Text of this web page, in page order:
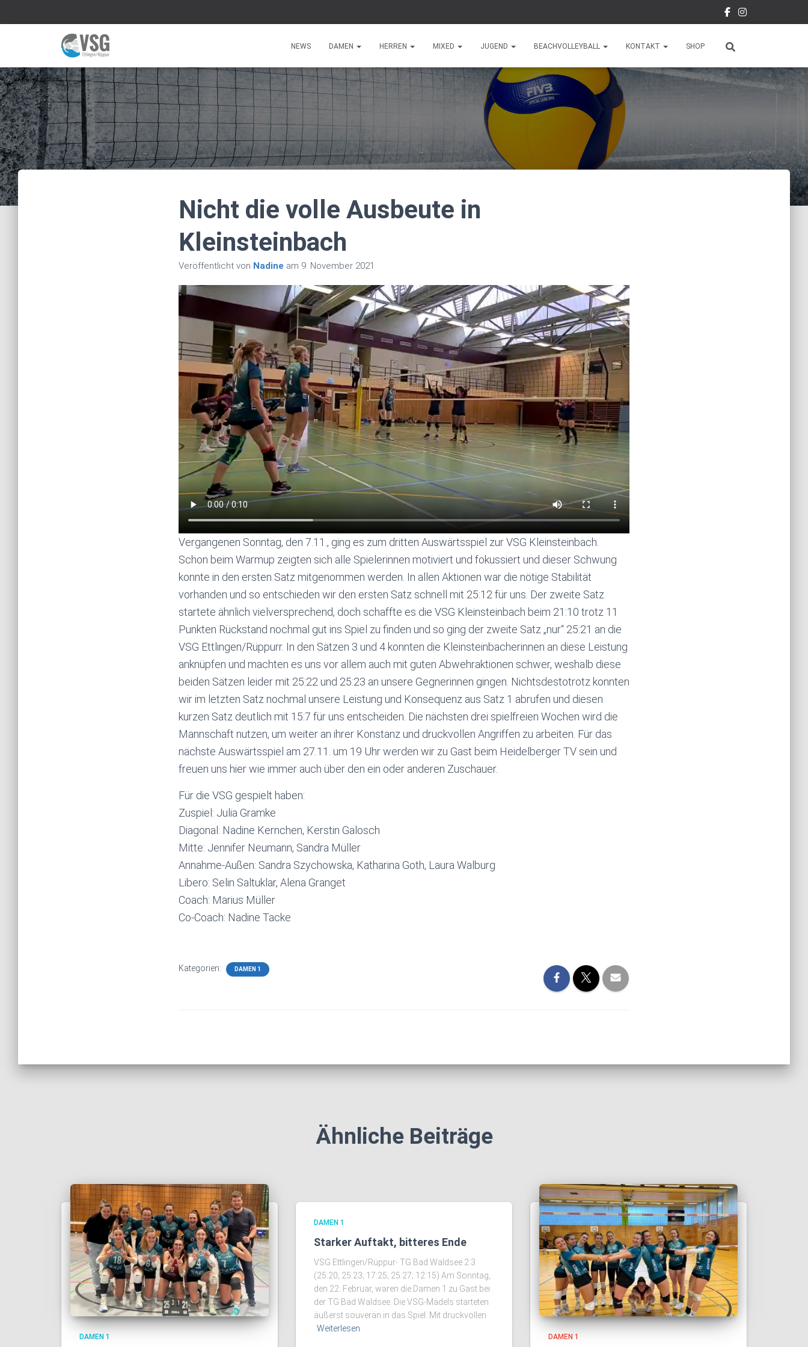
NEWS DAMEN HERREN MIXED JUGEND BEACHVOLLEYBALL KONTAKT SHOP
Nicht die volle Ausbeute in
Kleinsteinbach
Veröffentlicht von Nadine am 9. November 2021
Vergangenen Sonntag, den 7.11., ging es zum dritten Auswärtsspiel zur VSG Kleinsteinbach.
Schon beim Warmup zeigten sich alle Spielerinnen motiviert und fokussiert und dieser Schwung
konnte in den ersten Satz mitgenommen werden. In allen Aktionen war die nötige Stabilität
vorhanden und so entschieden wir den ersten Satz schnell mit 25:12 für uns. Der zweite Satz
startete ähnlich vielversprechend, doch schaffte es die VSG Kleinsteinbach beim 21:10 trotz 11
Punkten Rückstand nochmal gut ins Spiel zu finden und so ging der zweite Satz „nur“ 25:21 an die
VSG Ettlingen/Rüppurr. In den Sätzen 3 und 4 konnten die Kleinsteinbacherinnen an diese Leistung
anknüpfen und machten es uns vor allem auch mit guten Abwehraktionen schwer, weshalb diese
beiden Sätzen leider mit 25:22 und 25:23 an unsere Gegnerinnen gingen. Nichtsdestotrotz konnten
wir im letzten Satz nochmal unsere Leistung und Konsequenz aus Satz 1 abrufen und diesen
kurzen Satz deutlich mit 15:7 für uns entscheiden. Die nächsten drei spielfreien Wochen wird die
Mannschaft nutzen, um weiter an ihrer Konstanz und druckvollen Angriffen zu arbeiten. Für das
nächste Auswärtsspiel am 27.11. um 19 Uhr werden wir zu Gast beim Heidelberger TV sein und
freuen uns hier wie immer auch über den ein oder anderen Zuschauer.
Für die VSG gespielt haben:
Zuspiel: Julia Gramke
Diagonal: Nadine Kernchen, Kerstin Galosch
Mitte: Jennifer Neumann, Sandra Müller
Annahme-Außen: Sandra Szychowska, Katharina Goth, Laura Walburg
Libero: Selin Saltuklar, Alena Granget
Coach: Marius Müller
Co-Coach: Nadine Tacke
Kategorien: DAMEN 1
Ähnliche Beiträge
DAMEN 1
DAMEN 1
Starker Auftakt, bitteres Ende
VSG Ettlingen/Rüppur- TG Bad Waldsee 2:3
(25:20; 25:23; 17:25; 25:27; 12:15) Am Sonntag,
den 22. Februar, waren die Damen 1 zu Gast bei
der TG Bad Waldsee. Die VSG-Mädels starteten
äußerst souverän in das Spiel. Mit druckvollen
Weiterlesen
DAMEN 1